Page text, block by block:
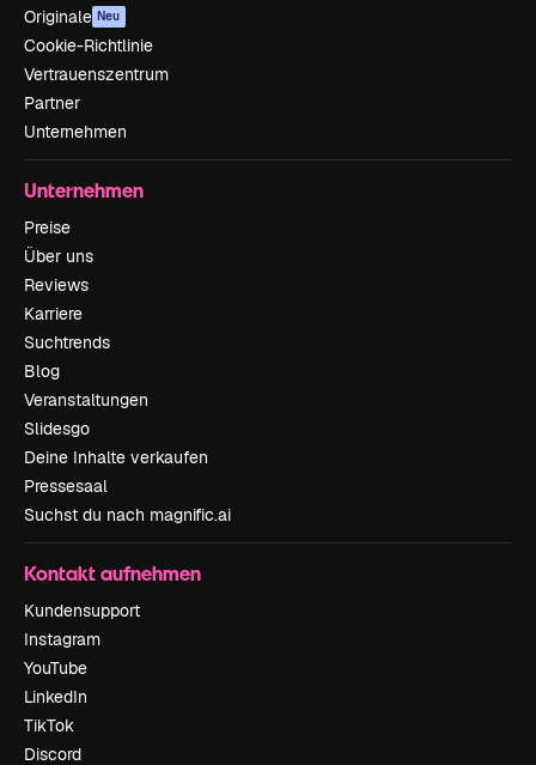
Originale Neu
Cookie-Richtlinie
Vertrauenszentrum
Partner
Unternehmen
Unternehmen
Preise
Über uns
Reviews
Karriere
Suchtrends
Blog
Veranstaltungen
Slidesgo
Deine Inhalte verkaufen
Pressesaal
Suchst du nach magnific.ai
Kontakt aufnehmen
Kundensupport
Instagram
YouTube
LinkedIn
TikTok
Discord